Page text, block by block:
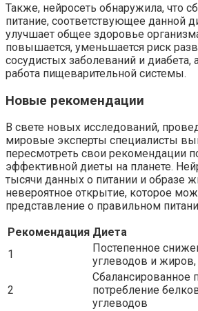
Также, нейросеть обнаружила, что
питание, соответствующее данной
улучшает общее здоровье
повышается, уменьшается риск
сосудистых заболеваний и диабета,
работа пищеварительной системы.
Новые рекомендации
В свете новых исследований,
мировые эксперты специалисты
пересмотреть свои рекомендации
эффективной диеты на планете.
тысячи данных о питании и образе
невероятное открытие, которое
представление о правильном
Рекомендация Диета
1
Постепенное
углеводов и жиров,
2
Сбалансированное
потребление
углеводов